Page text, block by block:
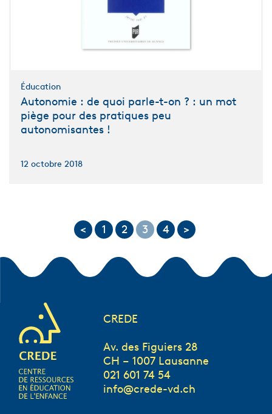
Éducation
Autonomie : de quoi parle-t-on ? : un mot
piège pour des pratiques peu
autonomisantes !
12 octobre 2018
< 1 2 3 4 >
CREDE
Av. des Figuiers 28
CH – 1007 Lausanne
021 601 74 54
info@crede-vd.ch